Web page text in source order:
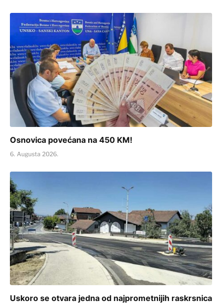
Osnovica povećana na 450 KM!
6. Augusta 2026.
Uskoro se otvara jedna od najprometnijih raskrsnica